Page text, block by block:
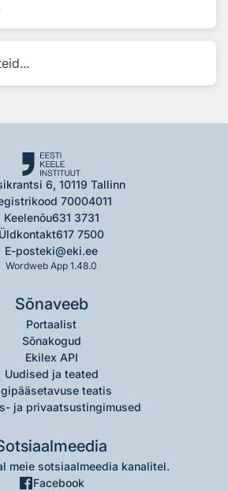
6, 10119 Tallinn
70004011
Keelenõu631 3731
Üldkontakt617 7500
E-posteki@eki.ee
Wordweb App 1.48.0
Sõnaveeb
Portaalist
Sõnakogud
Ekilex API
Uudised ja teated
teatis
ja privaatsustingimused
meie sotsiaalmeedia kanalitel.
Facebook